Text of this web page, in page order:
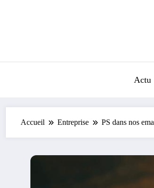
Actu
Accueil Entreprise PS dans nos